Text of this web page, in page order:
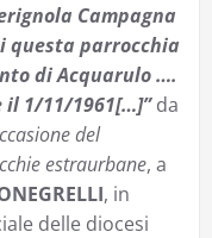
Campagna
questa parrocchia
di Acquarulo ….
il 1/11/1961[…]”da
del
estraurbane, a
, in
delle diocesi